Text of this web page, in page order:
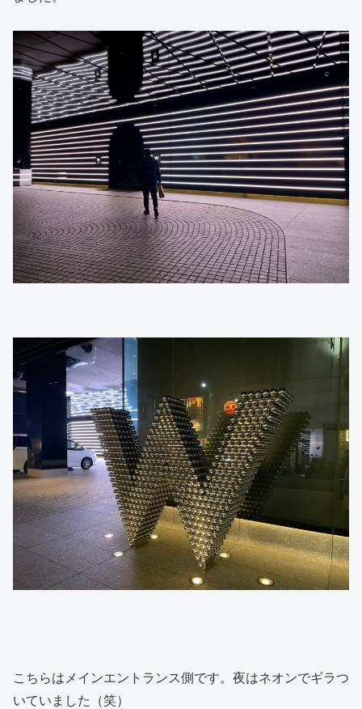
こちらはメインエントランス側です。夜はネオンでギラつ
いていました（笑）